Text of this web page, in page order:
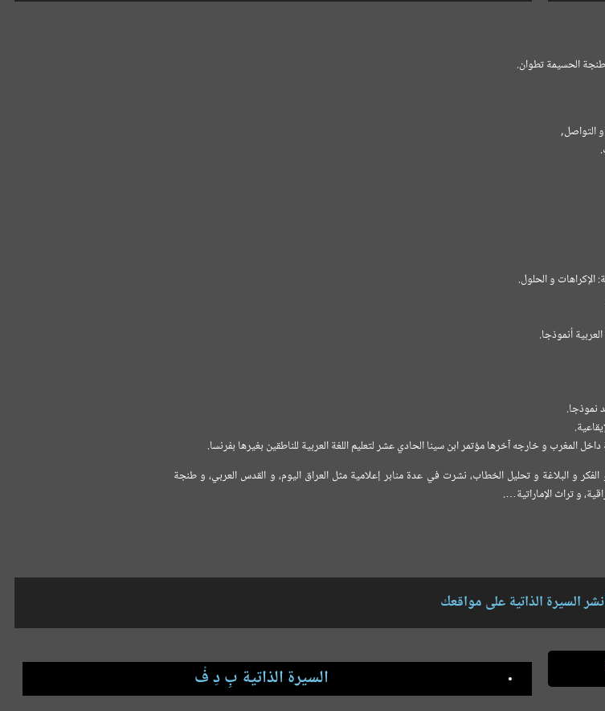
طنجة الحسيمة تطوان.
التواصل,
الإكراهات و الحلول.
أنموذجا.
نموذجا.
المغرب و خارجه آخرها مؤتمر ابن سينا الحادي عشر لتعليم اللغة العربية للناطقين بغيرها بفرنسا.
و البلاغة و تحليل الخطاب، نشرت في عدة منابر إعلامية مثل العراق اليوم، و القدس العربي، و طنجة
و تراث الإماراتية….
السيرة الذاتية على مواقعك
السيرة الذاتية بِ دِ فْ